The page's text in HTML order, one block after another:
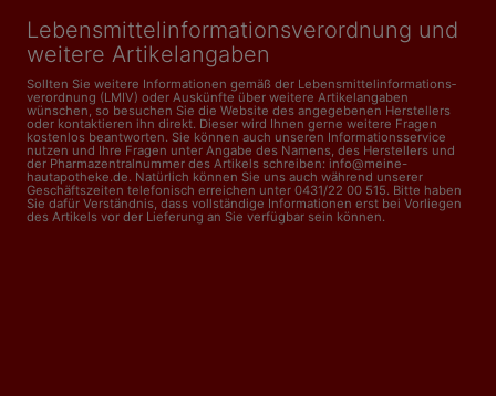
Lebensmittelinformations­verordnung und
weitere Artikelangaben
Sollten Sie weitere Informationen gemäß der Lebensmittel­informations­
verordnung (LMIV) oder Auskünfte über weitere Artikelangaben
wünschen, so besuchen Sie die Website des angegebenen Herstellers
oder kontaktieren ihn direkt. Dieser wird Ihnen gerne weitere Fragen
kostenlos beantworten. Sie können auch unseren Informationsservice
nutzen und Ihre Fragen unter Angabe des Namens, des Herstellers und
der Pharmazentralnummer des Artikels schreiben: info@meine-
hautapotheke.de. Natürlich können Sie uns auch während unserer
Geschäftszeiten telefonisch erreichen unter 0431/22 00 515. Bitte haben
Sie dafür Verständnis, dass vollständige Informationen erst bei Vorliegen
des Artikels vor der Lieferung an Sie verfügbar sein können.